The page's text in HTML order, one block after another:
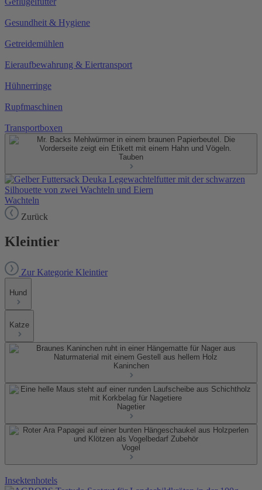
Gesundheit & Hygiene
Getreidemühlen
Eieraufbewahrung & Eiertransport
Hühnerringe
Rupfmaschinen
Transportboxen
Tauben
Wachteln
Zurück
Kleintier
Zur Kategorie Kleintier
Hund
Katze
Kaninchen
Nagetier
Vogel
Insektenhotels